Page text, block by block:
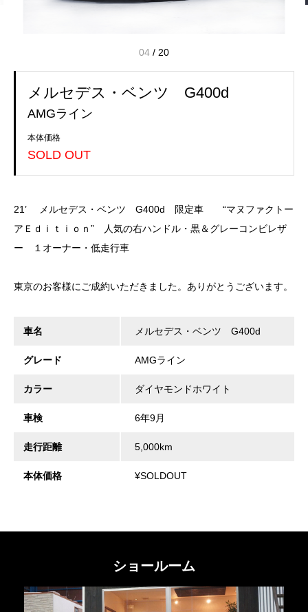
04 / 20
メルセデス・ベンツ G400d
AMGライン
本体価格
SOLD OUT
21’ メルセデス・ベンツ G400d 限定車 “マヌファクトー
アＥｄｉｔｉｏｎ” 人気の右ハンドル・黒＆グレーコンビレザ
ー １オーナー・低走行車
東京のお客様にご成約いただきました。ありがとうございます。
車名 メルセデス・ベンツ G400d
グレード AMGライン
カラー ダイヤモンドホワイト
車検 6年9月
走行距離 5,000km
本体価格 ¥SOLDOUT
ショールーム